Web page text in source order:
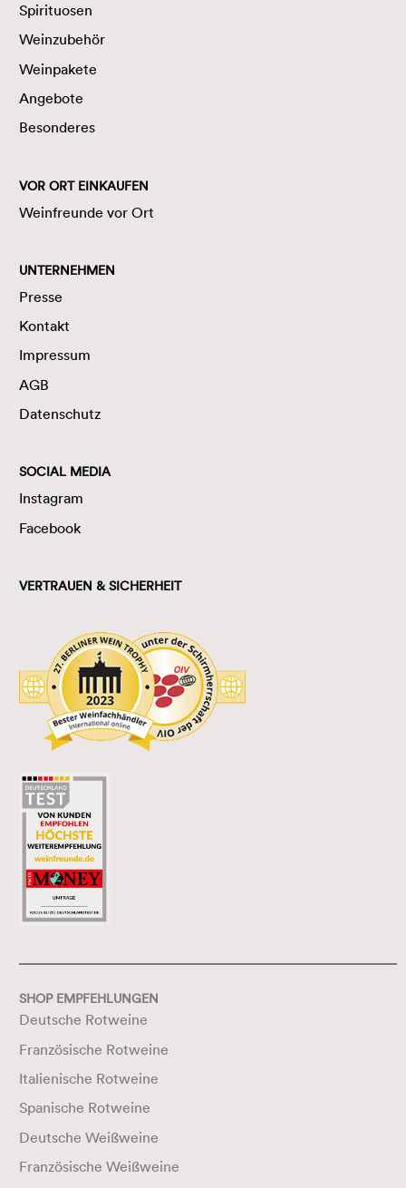
Spirituosen
Weinzubehör
Weinpakete
Angebote
Besonderes
VOR ORT EINKAUFEN
Weinfreunde vor Ort
UNTERNEHMEN
Presse
Kontakt
Impressum
AGB
Datenschutz
SOCIAL MEDIA
Instagram
Facebook
VERTRAUEN & SICHERHEIT
SHOP EMPFEHLUNGEN
Deutsche Rotweine
Französische Rotweine
Italienische Rotweine
Spanische Rotweine
Deutsche Weißweine
Französische Weißweine